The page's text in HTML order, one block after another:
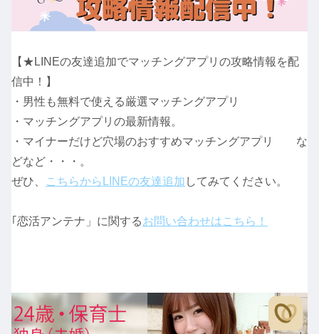
【★LINEの友達追加でマッチングアプリの攻略情報を配
信中！】
・男性も無料で使える厳選マッチングアプリ
・マッチングアプリの最新情報。
・マイナーだけど穴場のおすすめマッチングアプリ な
どなど・・・。
ぜひ、
こちらからLINEの友達追加 してみてください。
｢恋活アンテナ」に関するお問い合わせはこちら！